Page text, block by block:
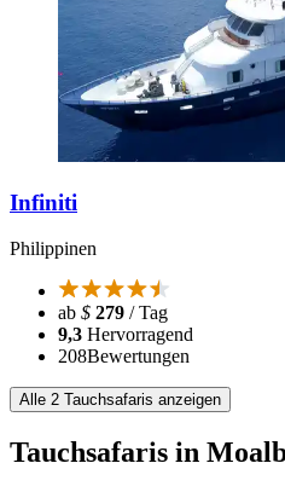
Infiniti
Philippinen
ab $ 279 / Tag
9,3 Hervorragend
208Bewertungen
Alle 2 Tauchsafaris anzeigen
Tauchsafaris in